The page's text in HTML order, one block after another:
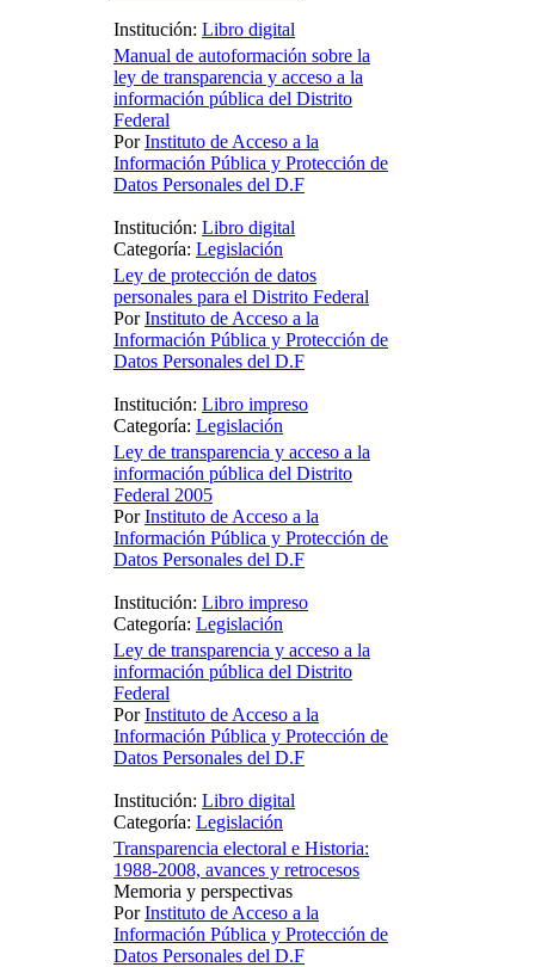
Institución: Libro digital
Manual de autoformación sobre la
ley de transparencia y acceso a la
información pública del Distrito
Federal
PorInstituto de Acceso a la
Información Pública y Protección de
Datos Personales del D.F
Institución: Libro digital
Categoría: Legislación
Ley de protección de datos
personales para el Distrito Federal
PorInstituto de Acceso a la
Información Pública y Protección de
Datos Personales del D.F
Institución: Libro impreso
Categoría: Legislación
Ley de transparencia y acceso a la
información pública del Distrito
Federal 2005
PorInstituto de Acceso a la
Información Pública y Protección de
Datos Personales del D.F
Institución: Libro impreso
Categoría: Legislación
Ley de transparencia y acceso a la
información pública del Distrito
Federal
PorInstituto de Acceso a la
Información Pública y Protección de
Datos Personales del D.F
Institución: Libro digital
Categoría: Legislación
Transparencia electoral e Historia:
1988-2008, avances y retrocesos
Memoria y perspectivas
PorInstituto de Acceso a la
Información Pública y Protección de
Datos Personales del D.F